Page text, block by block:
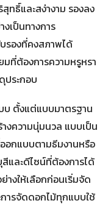
ธิ์และสง่างาม รองลง
เป็นทางการ
รองที่คงสภาพได้
มที่ต้องการความหรูหรา
ประกอบ
บ ตั้งแต่แบบมาตรฐาน
งความนุ่มนวล แบบเป็น
อกแบบตามธีมงานหรือ
และดีไซน์ที่ต้องการได้
งให้เลือกก่อนเริ่มจัด
ารจัดดอกไม้ทุกแบบใช้